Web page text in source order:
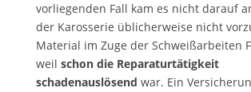
vorliegenden Fall kam es nicht darauf
der Karosserie üblicherweise nicht
Material im Zuge der Schweißarbeiten
weil schon die Reparaturtätigkeit
schadenauslösend war. Ein